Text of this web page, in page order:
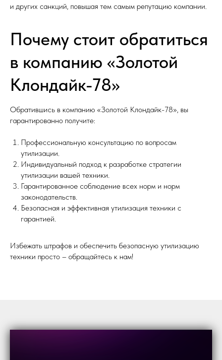
и других санкций, повышая тем самым репутацию компании.
Почему стоит обратиться
в компанию «Золотой
Клондайк-78»
Обратившись в компанию «Золотой Клондайк-78», вы
гарантированно получите:
Профессиональную консультацию по вопросам
утилизации.
Индивидуальный подход к разработке стратегии
утилизации вашей техники.
Гарантированное соблюдение всех норм и норм
законодательств.
Безопасная и эффективная утилизация техники с
гарантией.
Избежать штрафов и обеспечить безопасную утилизацию
техники просто – обращайтесь к нам!